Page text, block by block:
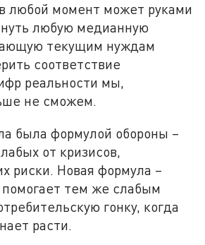
любой момент может руками
любую медианную
текущим нуждам
соответствие
реальности мы,
не сможем.
была формулой обороны –
от кризисов,
риски. Новая формула –
тем же слабым
гонку, когда
расти.